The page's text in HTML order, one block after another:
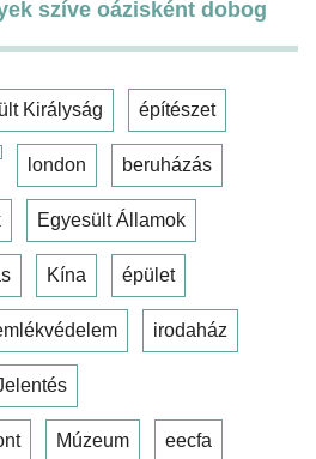
szíve oázisként dobog
Királyság építészet
london beruházás
Egyesült Államok
Kína épület
irodaház
Múzeum eecfa